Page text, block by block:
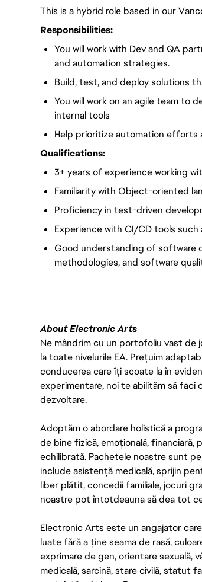
This is a hybrid role based in our
Responsibilities:
You will work with Dev and QA
and automation strategies.
Build, test, and deploy solutions
You will work on an agile team to
internal tools
Help prioritize automation
Qualifications:
3+ years of experience working
Familiarity with Object-oriented
Proficiency in test-driven
Experience with CI/CD tools
Good understanding of software
methodologies, and software
About Electronic Arts
Ne mândrim cu un portofoliu vast de
la toate nivelurile EA. Prețuim
conducerea care îți scoate la în
experimentare, noi te abilităm să
dezvoltare.
Adoptăm o abordare holistică a
de bine fizică, emoțională, financiară,
echilibrată. Pachetele noastre sunt
include asistență medicală, sprijin
liber plătit, concedii familiale, jocuri
noastre pot întotdeauna să dea tot
Electronic Arts este un angajator
luate fără a ține seama de rasă,
exprimare de gen, orientare sexuală,
medicală, sarcină, stare civilă, statut